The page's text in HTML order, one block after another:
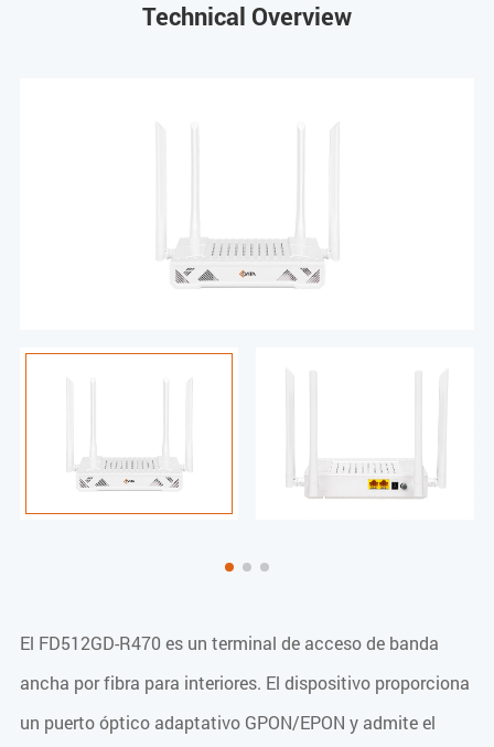
Technical Overview
El FD512GD-R470 es un terminal de acceso de banda
ancha por fibra para interiores. El dispositivo proporciona
un puerto óptico adaptativo GPON/EPON y admite el